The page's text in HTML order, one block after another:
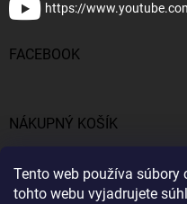
Tento web používa súbory
tohto webu vyjadrujete
https://
FACEBOOK
NÁKUPNÝ KOŠÍK